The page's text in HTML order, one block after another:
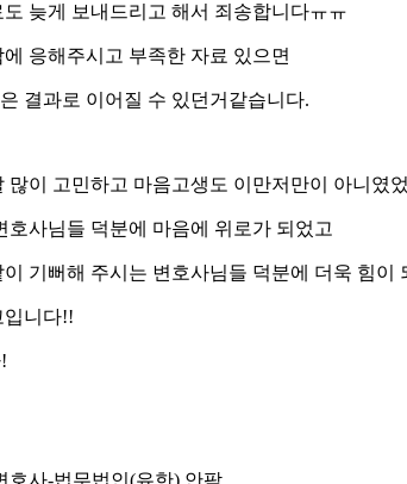
늦게 보내드리고 해서 죄송합니다ㅠㅠ
응해주시고 부족한 자료 있으면
결과로 이어질 수 있던거같습니다.
많이 고민하고 마음고생도 이만저만이 아니였
호사님들 덕분에 마음에 위로가 되었고
기뻐해 주시는 변호사님들 덕분에 더욱 힘이
입니다!!